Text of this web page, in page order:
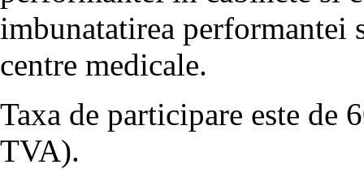
imbunatatirea
centre medicale.
Taxa de participare este de
TVA).